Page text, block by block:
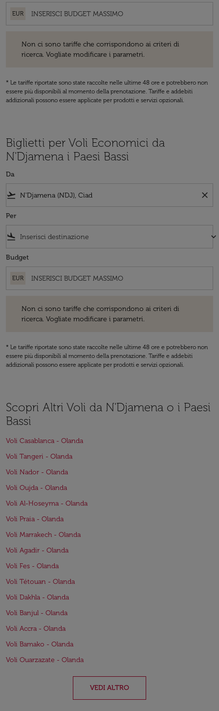
EUR
Non ci sono tariffe che corrispondono ai criteri di
ricerca. Vogliate modificare i parametri.
* Le tariffe riportate sono state raccolte nelle ultime 48 ore e potrebbero non
essere più disponibili al momento della prenotazione. Tariffe e addebiti
addizionali possono essere applicate per prodotti e servizi opzionali.
Biglietti per Voli Economici da
N'Djamena i Paesi Bassi
Da
flight_takeoff close
Per
flight_land keyboard_arrow_down
Budget
EUR
Non ci sono tariffe che corrispondono ai criteri di
ricerca. Vogliate modificare i parametri.
* Le tariffe riportate sono state raccolte nelle ultime 48 ore e potrebbero non
essere più disponibili al momento della prenotazione. Tariffe e addebiti
addizionali possono essere applicate per prodotti e servizi opzionali.
Scopri Altri Voli da N'Djamena o i Paesi
Bassi
Voli Casablanca - Olanda
Voli Tangeri - Olanda
Voli Nador - Olanda
Voli Oujda - Olanda
Voli Al-Hoseyma - Olanda
Voli Praia - Olanda
Voli Marrakech - Olanda
Voli Agadir - Olanda
Voli Fes - Olanda
Voli Tétouan - Olanda
Voli Dakhla - Olanda
Voli Banjul - Olanda
Voli Accra - Olanda
Voli Bamako - Olanda
Voli Ouarzazate - Olanda
VEDI ALTRO